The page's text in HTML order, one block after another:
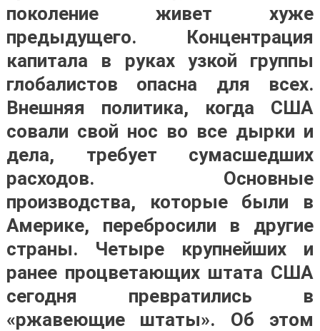
поколение живет хуже
предыдущего. Концентрация
капитала в руках узкой группы
глобалистов опасна для всех.
Внешняя политика, когда США
совали свой нос во все дырки и
дела, требует сумасшедших
расходов. Основные
производства, которые были в
Америке, перебросили в другие
страны. Четыре крупнейших и
ранее процветающих штата США
сегодня превратились в
«ржавеющие штаты». Об этом